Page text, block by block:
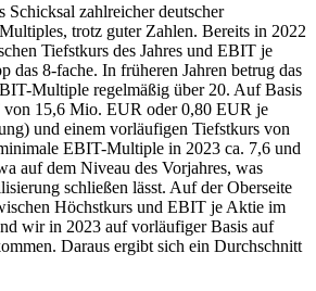
zahlreicher deutscher
trotz guter Zahlen. Bereits in 2022
Tiefstkurs des Jahres und EBIT je
das 8-fache. In früheren Jahren betrug das
Multiple regelmäßig über 20. Auf Basis
von 15,6 Mio. EUR oder 0,80 EUR je
und einem vorläufigen Tiefstkurs von
EBIT-Multiple in 2023 ca. 7,6 und
auf dem Niveau des Vorjahres, was
schließen lässt. Auf der Oberseite
Höchstkurs und EBIT je Aktie im
wir in 2023 auf vorläufiger Basis auf
Daraus ergibt sich ein Durchschnitt